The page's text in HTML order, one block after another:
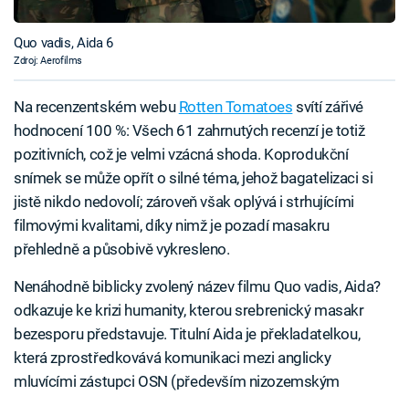
Quo vadis, Aida 6
Zdroj: Aerofilms
Na recenzentském webu Rotten Tomatoes svítí zářivé
hodnocení 100 %: Všech 61 zahrnutých recenzí je totiž
pozitivních, což je velmi vzácná shoda. Koprodukční
snímek se může opřít o silné téma, jehož bagatelizaci si
jistě nikdo nedovolí; zároveň však oplývá i strhujícími
filmovými kvalitami, díky nimž je pozadí masakru
přehledně a působivě vykresleno.
Nenáhodně biblicky zvolený název filmu Quo vadis, Aida?
odkazuje ke krizi humanity, kterou srebrenický masakr
bezesporu představuje. Titulní Aida je překladatelkou,
která zprostředkovává komunikaci mezi anglicky
mluvícími zástupci OSN (především nizozemským